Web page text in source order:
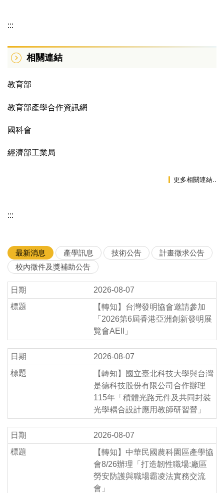
工作職掌
相關法規
產學交流平台
交易技術公告
出版品
:::
相關連結
教育部
教育部產學合作資訊網
國科會
經濟部工業局
更多相關連結..
:::
最新消息 產學訊息 技術公告
計畫徵求公告
校內徵件及獎補助公告
2026-08-07
【轉知】台灣發明協會邀請參加
「2026第6屆香港亞洲創新發明展
覽會AEII」
2026-08-07
【轉知】國立臺北科技大學與台灣
是德科技股份有限公司合作辦理
115年「積體光路元件及共同封裝
光學耦合設計應用教師研習營」
2026-08-07
【轉知】中華民國農科園區產學協
會8/26辦理「打造韌性職場:廠區
勞安防護與職場霸凌法實務交流
會」